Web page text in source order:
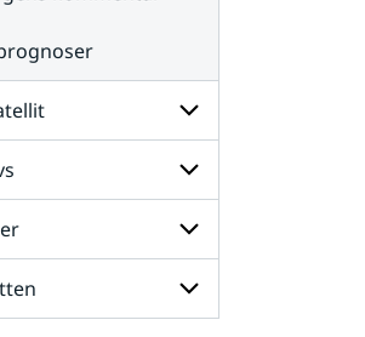
Undersidor
för
Radar
och
satellit
Undersidor
för
Väder
till
havs
Undersidor
för